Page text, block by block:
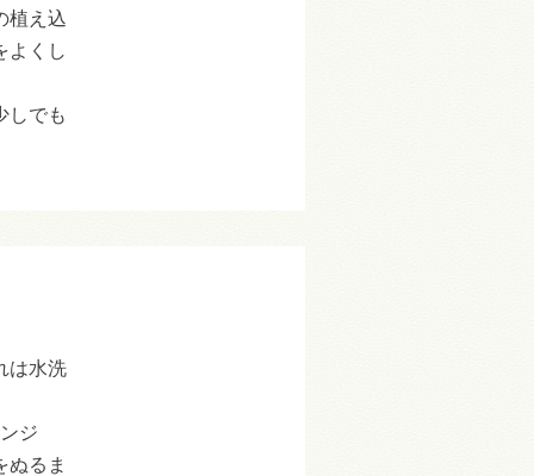
植え込
よくし
しでも
は水洗
ジ
ぬるま